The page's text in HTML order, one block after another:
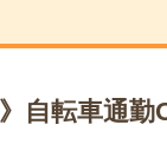
》自転車通